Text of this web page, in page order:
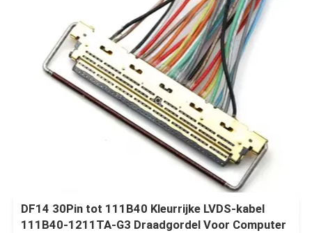
DF14 30Pin tot 111B40 Kleurrijke LVDS-kabel
111B40-1211TA-G3 Draadgordel Voor Computer